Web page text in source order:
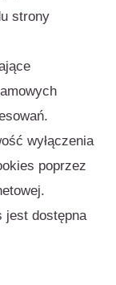
strony
wyłączenia
poprzez
jest dostępna